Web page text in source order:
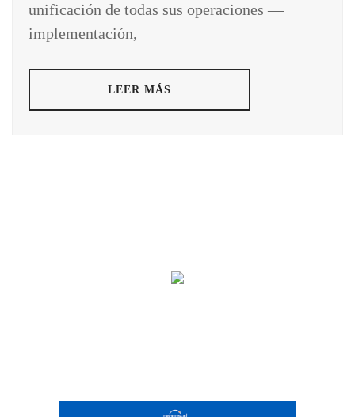
unificación de todas sus operaciones —
implementación,
LEER MÁS